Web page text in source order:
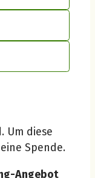
Um diese
Spende.
Angebot
an